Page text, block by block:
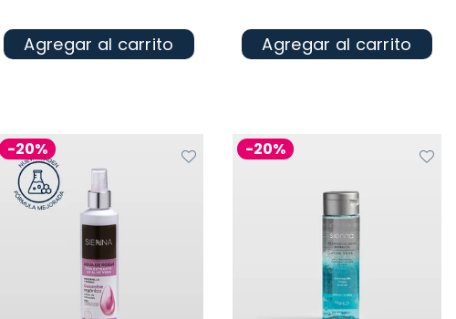
Agregar al carrito Agregar al carrito
-20% -20%